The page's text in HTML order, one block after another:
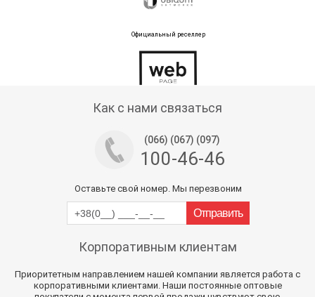
Официальный реселлер
Как с нами связаться
(066) (067) (097)
100-46-46
Оставьте свой номер. Мы перезвоним
Корпоративным клиентам
Приоритетным направлением нашей компании является работа с
корпоративными клиентами. Наши постоянные оптовые